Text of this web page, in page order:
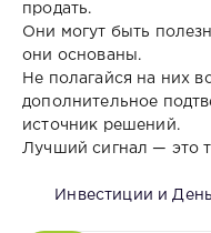
продать.
Они могут быть
они основаны.
Не полагайся на них
дополнительное
источник решений.
Лучший сигнал — это
Инвестиции и